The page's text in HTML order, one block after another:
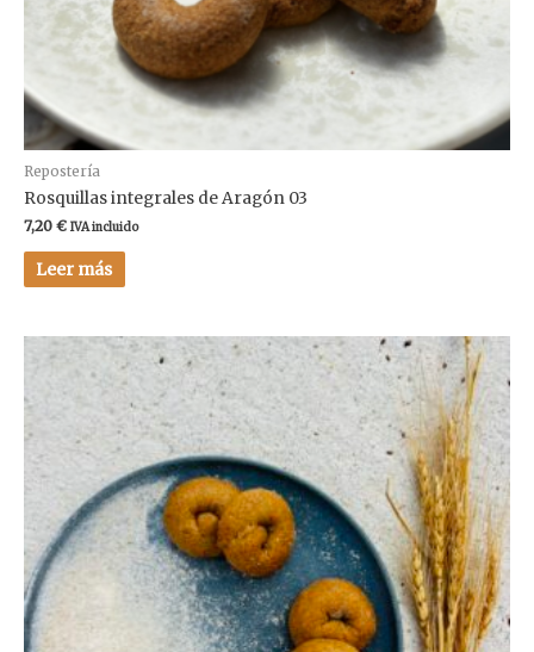
Repostería
Rosquillas integrales de Aragón 03
7,20 € IVA incluido
Leer más